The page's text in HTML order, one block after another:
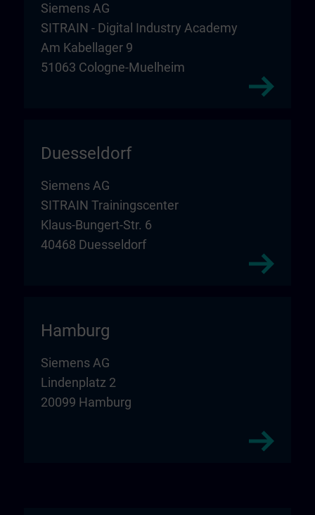
Siemens AG
SITRAIN - Digital Industry Academy
Am Kabellager 9
51063 Cologne-Muelheim
Duesseldorf
Siemens AG
SITRAIN Trainingscenter
Klaus-Bungert-Str. 6
40468 Duesseldorf
Hamburg
Siemens AG
Lindenplatz 2
20099 Hamburg